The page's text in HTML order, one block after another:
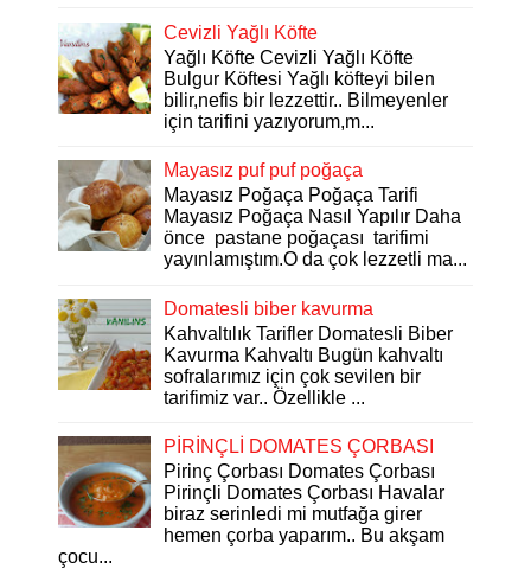
Cevizli Yağlı Köfte
Yağlı Köfte Cevizli Yağlı Köfte
Bulgur Köftesi Yağlı köfteyi bilen
bilir,nefis bir lezzettir.. Bilmeyenler
için tarifini yazıyorum,m...
Mayasız puf puf poğaça
Mayasız Poğaça Poğaça Tarifi
Mayasız Poğaça Nasıl Yapılır Daha
önce pastane poğaçası tarifimi
yayınlamıştım.O da çok lezzetli ma...
Domatesli biber kavurma
Kahvaltılık Tarifler Domatesli Biber
Kavurma Kahvaltı Bugün kahvaltı
sofralarımız için çok sevilen bir
tarifimiz var.. Özellikle ...
PİRİNÇLİ DOMATES ÇORBASI
Pirinç Çorbası Domates Çorbası
Pirinçli Domates Çorbası Havalar
biraz serinledi mi mutfağa girer
hemen çorba yaparım.. Bu akşam
çocu...